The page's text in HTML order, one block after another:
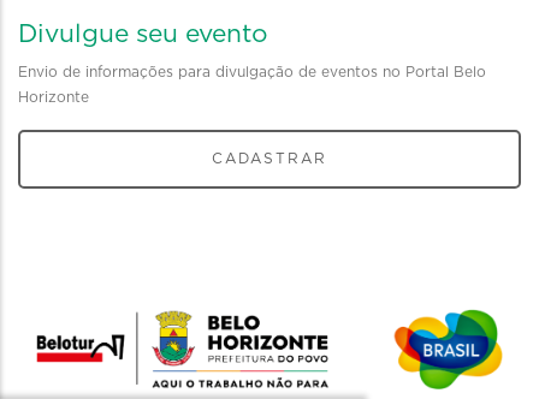
Divulgue seu evento
Envio de informações para divulgação de eventos no Portal Belo
Horizonte
CADASTRAR